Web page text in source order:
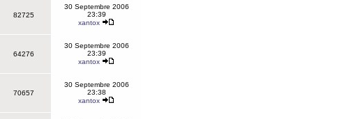
82725
30 Septembre 2006
23:39
xantox
64276
30 Septembre 2006
23:39
xantox
70657
30 Septembre 2006
23:38
xantox